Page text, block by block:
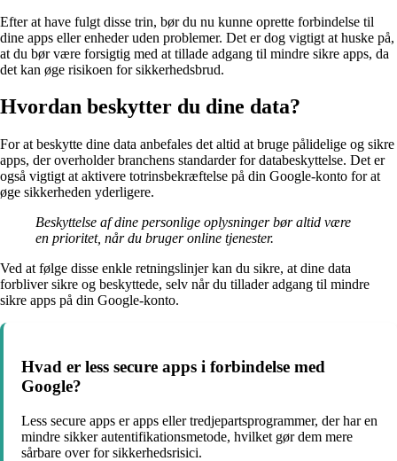
Efter at have fulgt disse trin, bør du nu kunne oprette forbindelse til
dine apps eller enheder uden problemer. Det er dog vigtigt at huske på,
at du bør være forsigtig med at tillade adgang til mindre sikre apps, da
det kan øge risikoen for sikkerhedsbrud.
Hvordan beskytter du dine data?
For at beskytte dine data anbefales det altid at bruge pålidelige og sikre
apps, der overholder branchens standarder for databeskyttelse. Det er
også vigtigt at aktivere totrinsbekræftelse på din Google-konto for at
øge sikkerheden yderligere.
Beskyttelse af dine personlige oplysninger bør altid være
en prioritet, når du bruger online tjenester.
Ved at følge disse enkle retningslinjer kan du sikre, at dine data
forbliver sikre og beskyttede, selv når du tillader adgang til mindre
sikre apps på din Google-konto.
Hvad er less secure apps i forbindelse med
Google?
Less secure apps er apps eller tredjepartsprogrammer, der har en
mindre sikker autentifikationsmetode, hvilket gør dem mere
sårbare over for sikkerhedsrisici.